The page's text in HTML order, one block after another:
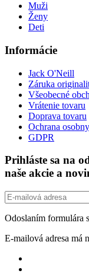
Muži
Ženy
Deti
Informácie
Jack O'Neill
Záruka
Všeobecné
Vrátenie tovaru
Doprava tovaru
Ochrana
GDPR
Prihláste sa na
naše akcie a
Odoslaním formulára
E-mailová adresa má